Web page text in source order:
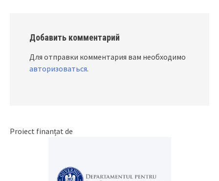
Добавить комментарий
Для отправки комментария вам необходимо
авторизоваться.
Proiect finanțat de